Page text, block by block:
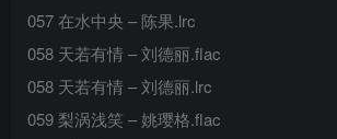
057 在水中央 – 陈果.lrc
058 天若有情 – 刘德丽.flac
058 天若有情 – 刘德丽.lrc
059 梨涡浅笑 – 姚璎格.flac